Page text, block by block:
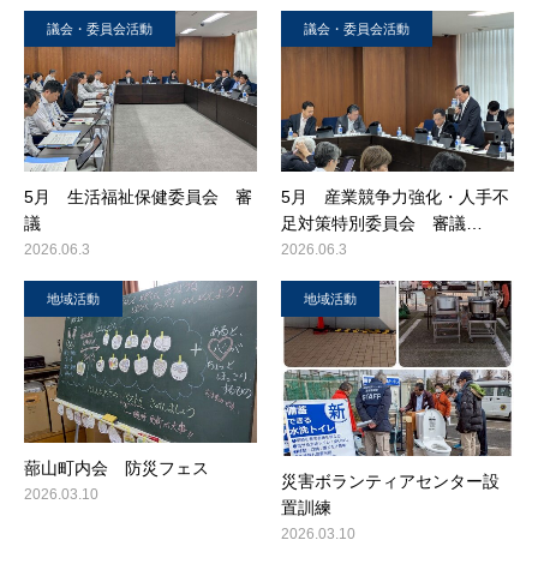
議会・委員会活動
5月 生活福祉保健委員会 審
議
2026.06.3
議会・委員会活動
5月 産業競争力強化・人手不
足対策特別委員会 審議…
2026.06.3
地域活動
蔀山町内会 防災フェス
2026.03.10
地域活動
災害ボランティアセンター設
置訓練
2026.03.10